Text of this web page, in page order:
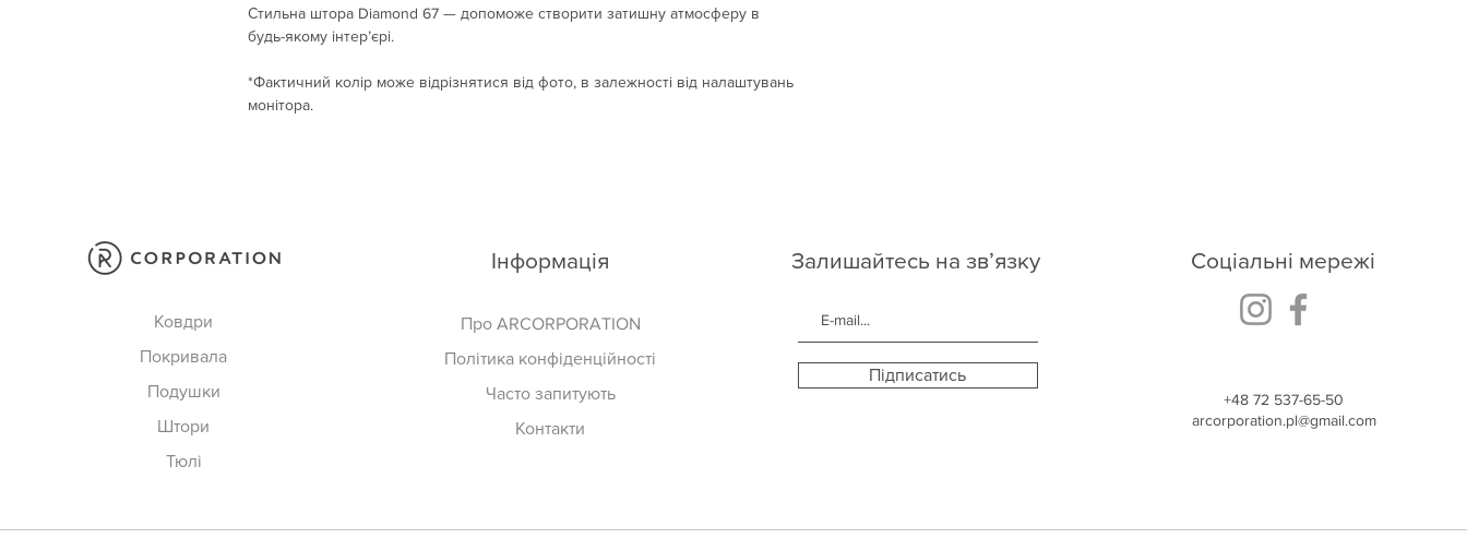
Стильна штора Diamond 67 — допоможе створити затишну атмосферу в
будь-якому інтер’єрі.
*Фактичний колір може відрізнятися від фото, в залежності від налаштувань
монітора.
Ковдри
Покривала
Подушки
Штори
Тюлі
Інформація
Про ARCORPORATION
Політика конфіденційності
Часто запитують
Контакти
Залишайтесь на зв’язку
Підписатись
Соціальні мережі
+48 72 537-65-50
arcorporation.pl@gmail.com